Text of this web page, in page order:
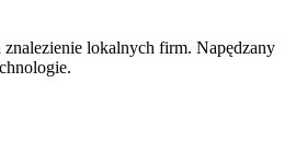
znalezienie lokalnych firm. Napędzany